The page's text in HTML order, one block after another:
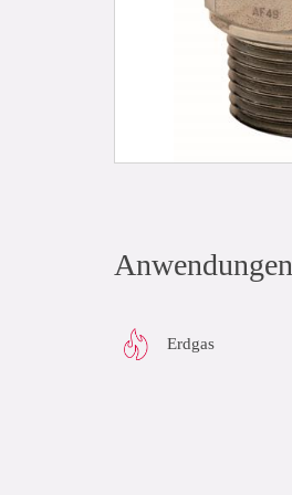
Anwendungen
Erdgas